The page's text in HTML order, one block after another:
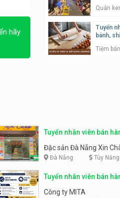
hãy
Tiệm
Tuyển
SNACK
parttime
Shop
bàn,
Quán
Tuyển
bánh,
Tiệm
Shop
Tuyển
động
Khu vui
Tuyển nhân viên bán
sản Đà Nẵng
Đặc sản Đà Nẵng Xin
Đà Nẵng Tùy
Tuyển nhân viên bán
– parttime, fulltime
Công ty MITA